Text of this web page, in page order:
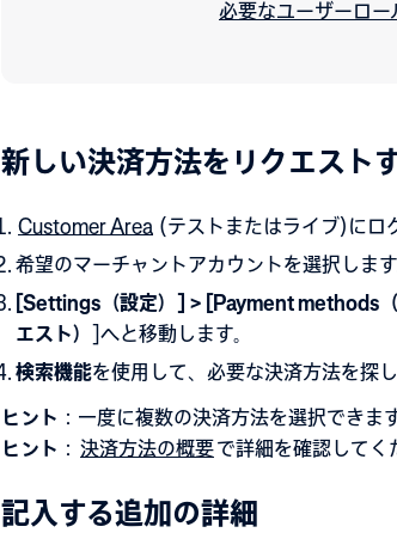
必要なユーザーロー
新しい決済方法をリクエスト
Customer Area (テストまたはライブ)にロ
希望のマーチャントアカウントを選択します
[Settings（設定）] > [Payment methods（
エスト）
へと移動します。
検索機能を使用して、必要な決済方法を探し
ヒント ：一度に複数の決済方法を選択できま
ヒント ： 決済方法の概要で詳細を確認してく
記入する追加の詳細